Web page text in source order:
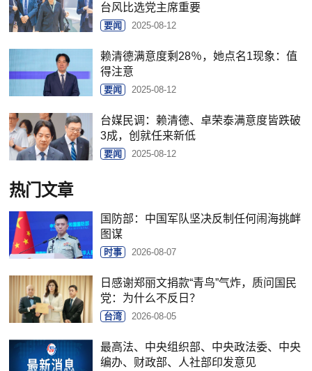
台风比选党主席重要
要闻 2025-08-12
赖清德满意度剩28％，她点名1现象：值
得注意
要闻 2025-08-12
台媒民调：赖清德、卓荣泰满意度皆跌破
3成，创就任来新低
要闻 2025-08-12
热门文章
国防部：中国军队坚决反制任何闹海挑衅
图谋
时事 2026-08-07
日感谢郑丽文捐款“青鸟”气炸，质问国民
党：为什么不反日？
台湾 2026-08-05
最高法、中央组织部、中央政法委、中央
编办、财政部、人社部印发意见